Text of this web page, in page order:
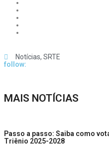
Notícias, SRTE
follow:
MAIS NOTÍCIAS
Passo a passo: Saiba como
Triênio 2025-2028